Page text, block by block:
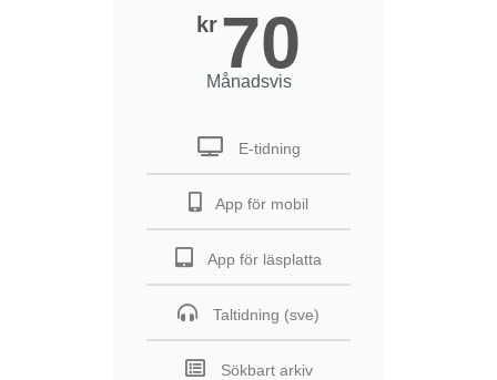
kr 70
Månadsvis
E-tidning
App för mobil
App för läsplatta
Taltidning (sve)
Sökbart arkiv